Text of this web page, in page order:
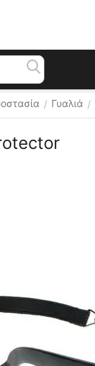
/ Γυαλιά /